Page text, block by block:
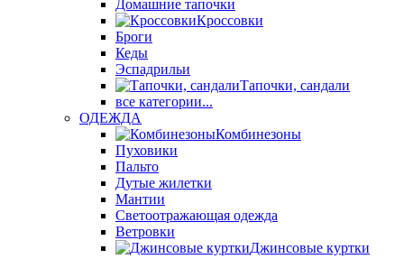
Домашние тапочки
Кроссовки
Броги
Кеды
Эспадрильи
Тапочки, сандали
все категории...
ОДЕЖДА
Комбинезоны
Пуховики
Пальто
Дутые жилетки
Мантии
Светоотражающая одежда
Ветровки
Джинсовые куртки